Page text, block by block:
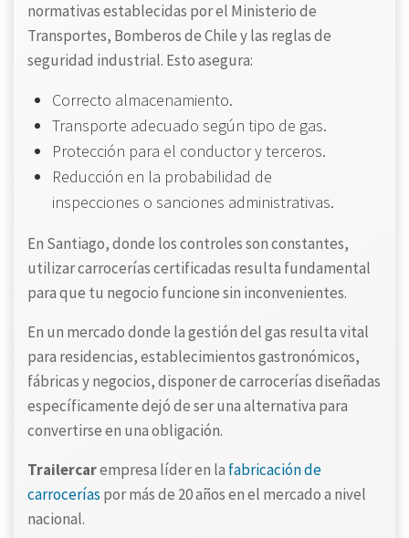
normativas establecidas por el Ministerio de
Transportes, Bomberos de Chile y las reglas de
seguridad industrial. Esto asegura:
Correcto almacenamiento.
Transporte adecuado según tipo de gas.
Protección para el conductor y terceros.
Reducción en la probabilidad de
inspecciones o sanciones administrativas.
En Santiago, donde los controles son constantes,
utilizar carrocerías certificadas resulta fundamental
para que tu negocio funcione sin inconvenientes.
En un mercado donde la gestión del gas resulta vital
para residencias, establecimientos gastronómicos,
fábricas y negocios, disponer de carrocerías diseñadas
específicamente dejó de ser una alternativa para
convertirse en una obligación.
Trailercarempresa líder en la fabricación de
carroceríaspor más de 20 años en el mercado a nivel
nacional.